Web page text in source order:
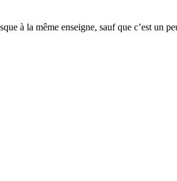
à la même enseigne, sauf que c’est un